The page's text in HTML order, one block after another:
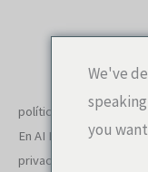
política de privacidad
En AI Marketing
privacidad de
We've
you